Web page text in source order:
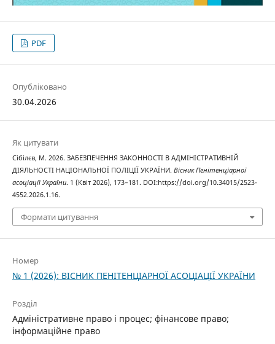
PDF
Опубліковано
30.04.2026
Як цитувати
Сібілєв, М. 2026. ЗАБЕЗПЕЧЕННЯ ЗАКОННОСТІ В АДМІНІСТРАТИВНІЙ
ДІЯЛЬНОСТІ НАЦІОНАЛЬНОЇ ПОЛІЦІЇ УКРАЇНИ. Вісник Пенітенціарної
асоціації України. 1 (Квіт 2026), 173–181. DOI:https://doi.org/10.34015/2523-
4552.2026.1.16.
Формати цитування
Номер
№ 1 (2026): ВІСНИК ПЕНІТЕНЦІАРНОЇ АСОЦІАЦІЇ УКРАЇНИ
Розділ
Адміністративне право і процес; фінансове право;
інформаційне право